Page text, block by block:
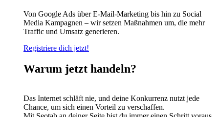
Von Google Ads über E-Mail-Marketing bis hin zu Social
Media Kampagnen – wir setzen Maßnahmen um, die mehr
Traffic und Umsatz generieren.
Registriere dich jetzt!
Warum jetzt handeln?
Das Internet schläft nie, und deine Konkurrenz nutzt jede
Chance, um sich einen Vorteil zu verschaffen.